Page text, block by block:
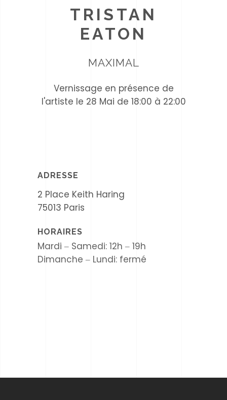
TRISTAN
EATON
MAXIMAL
Vernissage en présence de
l'artiste le 28 Mai de 18:00 à 22:00
ADRESSE
2 Place Keith Haring
75013 Paris
HORAIRES
Mardi ‒ Samedi: 12h ‒ 19h
Dimanche ‒ Lundi: fermé